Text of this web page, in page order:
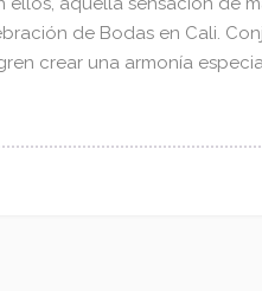
de Bodas en Cali.
crear una armonía
de